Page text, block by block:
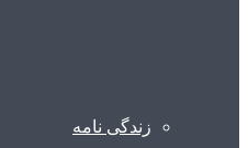
زندگی نامه